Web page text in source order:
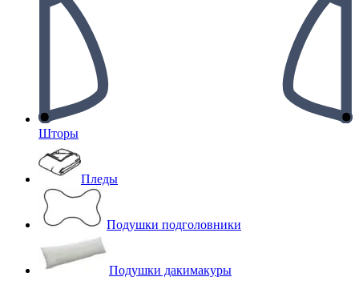
Шторы
Пледы
Подушки подголовники
Подушки дакимакуры